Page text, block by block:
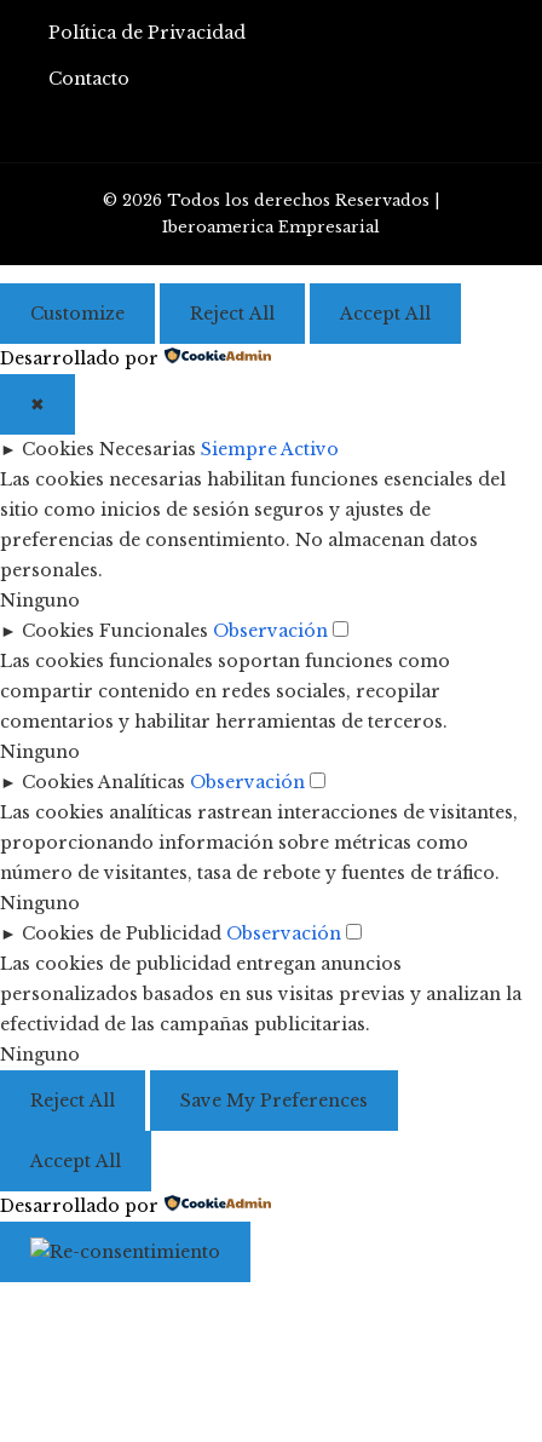
Política de Privacidad
Contacto
© 2026 Todos los derechos Reservados |
Iberoamerica Empresarial
Customize Reject All Accept All
Desarrollado por
✖
► Cookies Necesarias Siempre Activo
Las cookies necesarias habilitan funciones esenciales del
sitio como inicios de sesión seguros y ajustes de
preferencias de consentimiento. No almacenan datos
personales.
Ninguno
► Cookies Funcionales Observación
Las cookies funcionales soportan funciones como
compartir contenido en redes sociales, recopilar
comentarios y habilitar herramientas de terceros.
Ninguno
► Cookies Analíticas Observación
Las cookies analíticas rastrean interacciones de visitantes,
proporcionando información sobre métricas como
número de visitantes, tasa de rebote y fuentes de tráfico.
Ninguno
► Cookies de Publicidad Observación
Las cookies de publicidad entregan anuncios
personalizados basados en sus visitas previas y analizan la
efectividad de las campañas publicitarias.
Ninguno
Reject All Save My Preferences
Accept All
Desarrollado por